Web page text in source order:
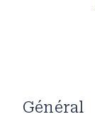
Général